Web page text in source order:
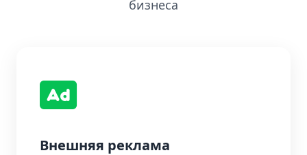
бизнеса
Внешняя реклама